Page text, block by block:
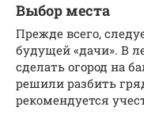
Выбор места
Прежде всего,
будущей «дачи». В
сделать огород на
решили разбить
рекомендуется